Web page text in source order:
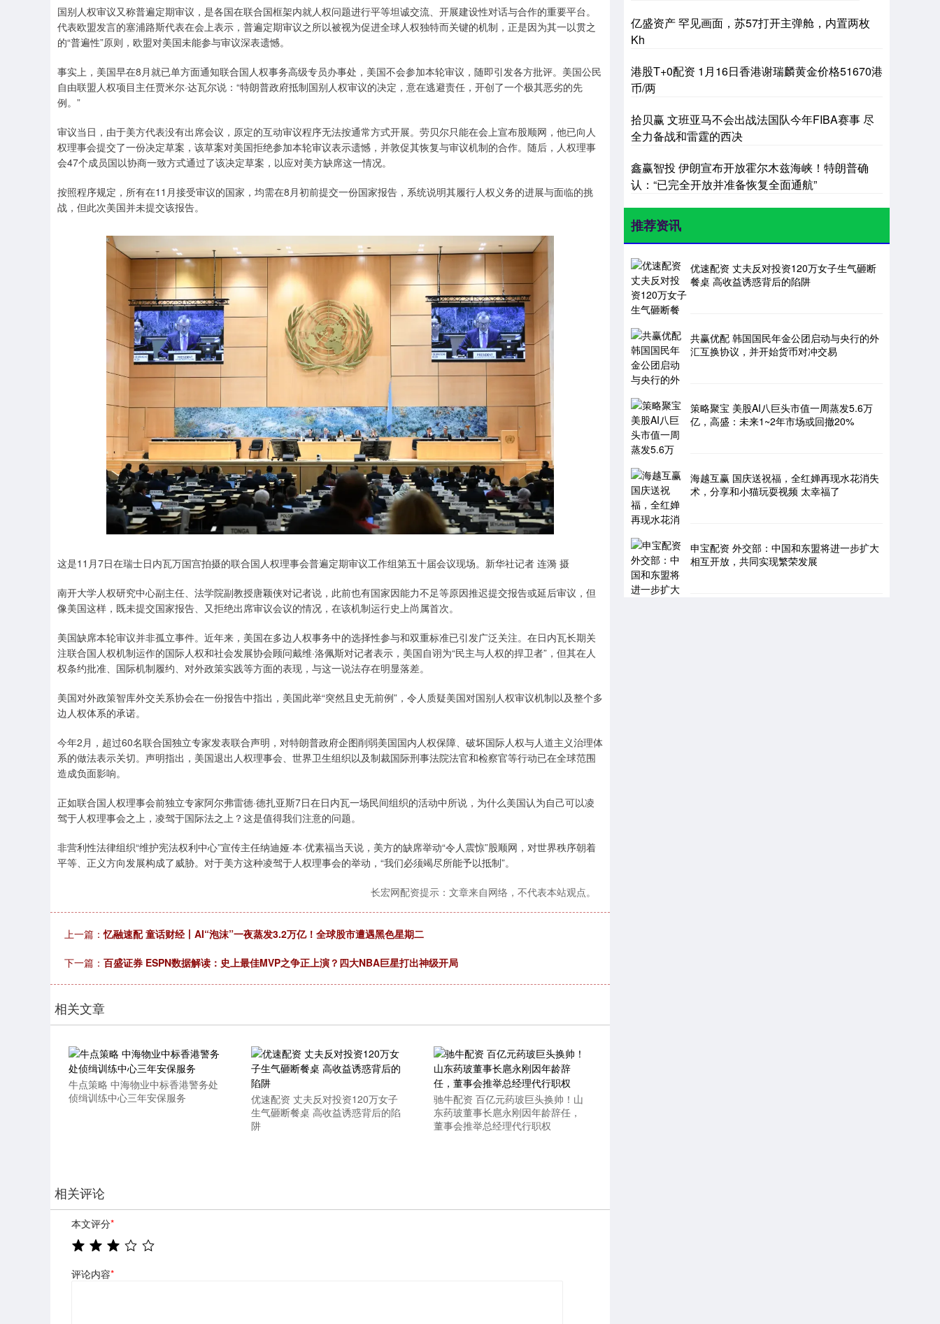
国别人权审议又称普遍定期审议，是各国在联合国框架内就人权问题进行平等坦诚交流、开展建设性对话与合作的重要平台。
代表欧盟发言的塞浦路斯代表在会上表示，普遍定期审议之所以被视为促进全球人权独特而关键的机制，正是因为其一以贯之
的“普遍性”原则，欧盟对美国未能参与审议深表遗憾。
事实上，美国早在8月就已单方面通知联合国人权事务高级专员办事处，美国不会参加本轮审议，随即引发各方批评。美国公民
自由联盟人权项目主任贾米尔·达瓦尔说：“特朗普政府抵制国别人权审议的决定，意在逃避责任，开创了一个极其恶劣的先
例。”
审议当日，由于美方代表没有出席会议，原定的互动审议程序无法按通常方式开展。劳贝尔只能在会上宣布股顺网，他已向人
权理事会提交了一份决定草案，该草案对美国拒绝参加本轮审议表示遗憾，并敦促其恢复与审议机制的合作。随后，人权理事
会47个成员国以协商一致方式通过了该决定草案，以应对美方缺席这一情况。
按照程序规定，所有在11月接受审议的国家，均需在8月初前提交一份国家报告，系统说明其履行人权义务的进展与面临的挑
战，但此次美国并未提交该报告。
这是11月7日在瑞士日内瓦万国宫拍摄的联合国人权理事会普遍定期审议工作组第五十届会议现场。新华社记者 连漪 摄
南开大学人权研究中心副主任、法学院副教授唐颖侠对记者说，此前也有国家因能力不足等原因推迟提交报告或延后审议，但
像美国这样，既未提交国家报告、又拒绝出席审议会议的情况，在该机制运行史上尚属首次。
美国缺席本轮审议并非孤立事件。近年来，美国在多边人权事务中的选择性参与和双重标准已引发广泛关注。在日内瓦长期关
注联合国人权机制运作的国际人权和社会发展协会顾问戴维·洛佩斯对记者表示，美国自诩为“民主与人权的捍卫者”，但其在人
权条约批准、国际机制履约、对外政策实践等方面的表现，与这一说法存在明显落差。
美国对外政策智库外交关系协会在一份报告中指出，美国此举“突然且史无前例”，令人质疑美国对国别人权审议机制以及整个多
边人权体系的承诺。
今年2月，超过60名联合国独立专家发表联合声明，对特朗普政府企图削弱美国国内人权保障、破坏国际人权与人道主义治理体
系的做法表示关切。声明指出，美国退出人权理事会、世界卫生组织以及制裁国际刑事法院法官和检察官等行动已在全球范围
造成负面影响。
正如联合国人权理事会前独立专家阿尔弗雷德·德扎亚斯7日在日内瓦一场民间组织的活动中所说，为什么美国认为自己可以凌
驾于人权理事会之上，凌驾于国际法之上？这是值得我们注意的问题。
非营利性法律组织“维护宪法权利中心”宣传主任纳迪娅·本·优素福当天说，美方的缺席举动“令人震惊”股顺网，对世界秩序朝着
平等、正义方向发展构成了威胁。对于美方这种凌驾于人权理事会的举动，“我们必须竭尽所能予以抵制”。
长宏网配资提示：文章来自网络，不代表本站观点。
上一篇：忆融速配 童话财经丨AI“泡沫”一夜蒸发3.2万亿！全球股市遭遇黑色星期二
下一篇： 百盛证券 ESPN数据解读：史上最佳MVP之争正上演？四大NBA巨星打出神级开局
相关文章
牛点策略 中海物业中标香港警务处
侦缉训练中心三年安保服务
优速配资 丈夫反对投资120万女子
生气砸断餐桌 高收益诱惑背后的陷
阱
驰牛配资 百亿元药玻巨头换帅！山
东药玻董事长扈永刚因年龄辞任，
董事会推举总经理代行职权
相关评论
本文评分*
评论内容*
亿盛资产 罕见画面，苏57打开主弹舱，内置两枚
Kh
港股T+0配资 1月16日香港谢瑞麟黄金价格51670港
币/两
拾贝赢 文班亚马不会出战法国队今年FIBA赛事 尽
全力备战和雷霆的西决
鑫赢智投 伊朗宣布开放霍尔木兹海峡！特朗普确
认：“已完全开放并准备恢复全面通航”
推荐资讯
优速配资 丈夫反对投资120万女子生气砸断
餐桌 高收益诱惑背后的陷阱
共赢优配 韩国国民年金公团启动与央行的外
汇互换协议，并开始货币对冲交易
策略聚宝 美股AI八巨头市值一周蒸发5.6万
亿，高盛：未来1~2年市场或回撤20%
海越互赢 国庆送祝福，全红婵再现水花消失
术，分享和小猫玩耍视频 太幸福了
申宝配资 外交部：中国和东盟将进一步扩大
相互开放，共同实现繁荣发展